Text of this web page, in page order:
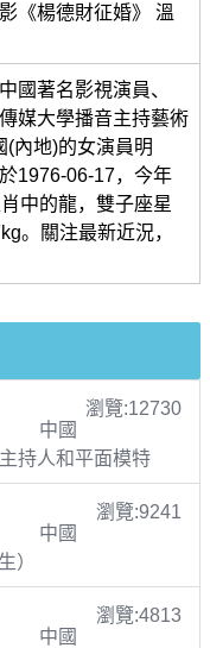
《楊德財征婚》 溫
國著名影視演員、
媒大學播音主持藝術
(內地)的女演員明
1976-06-17，今年
中的龍，雙子座星
。關注最新近況，
瀏覽:12730
中國
持人和平面模特
瀏覽:9241
中國
）
瀏覽:4813
中國